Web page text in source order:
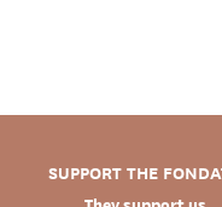
SUPPORT THE